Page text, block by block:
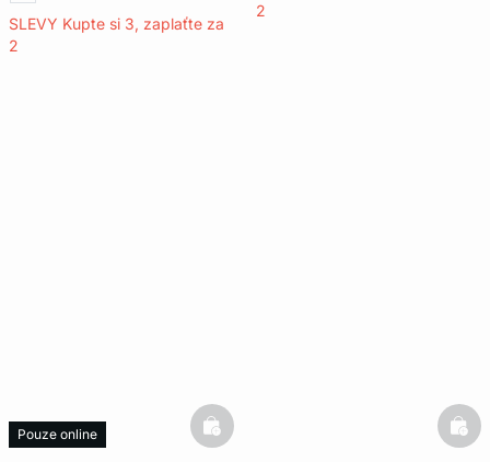
SLEVY Kupte si 3, zaplaťte za
2
2
Pouze online basketfull